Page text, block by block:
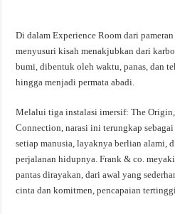
Di dalam Experience Room dari
menyusuri kisah menakjubkan dari
bumi, dibentuk oleh waktu, panas, dan
hingga menjadi permata abadi.
Melalui tiga instalasi imersif: The
Connection, narasi ini terungkap
setiap manusia, layaknya berlian alami,
perjalanan hidupnya. Frank & co.
pantas dirayakan, dari awal yang
cinta dan komitmen, pencapaian